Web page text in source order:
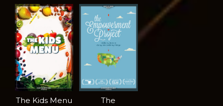
The Kids Menu
The